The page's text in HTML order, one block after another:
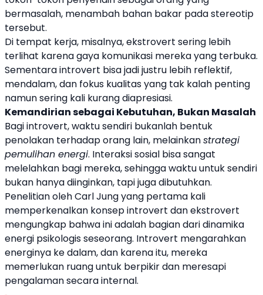
bermasalah, menambah bahan bakar pada stereotip
tersebut.
Di tempat kerja, misalnya, ekstrovert sering lebih
terlihat karena gaya komunikasi mereka yang terbuka.
Sementara introvert bisa jadi justru lebih reflektif,
mendalam, dan fokus kualitas yang tak kalah penting
namun sering kali kurang diapresiasi.
Kemandirian sebagai Kebutuhan, Bukan Masalah
Bagi introvert, waktu sendiri bukanlah bentuk
penolakan terhadap orang lain, melainkanstrategi
pemulihan energi. Interaksi sosial bisa sangat
melelahkan bagi mereka, sehingga waktu untuk sendiri
bukan hanya diinginkan, tapi juga dibutuhkan.
Penelitian oleh Carl Jung yang pertama kali
memperkenalkan konsep introvert dan ekstrovert
mengungkap bahwa ini adalah bagian dari dinamika
energi psikologis seseorang. Introvert mengarahkan
energinya ke dalam, dan karena itu, mereka
memerlukan ruang untuk berpikir dan meresapi
pengalaman secara internal.